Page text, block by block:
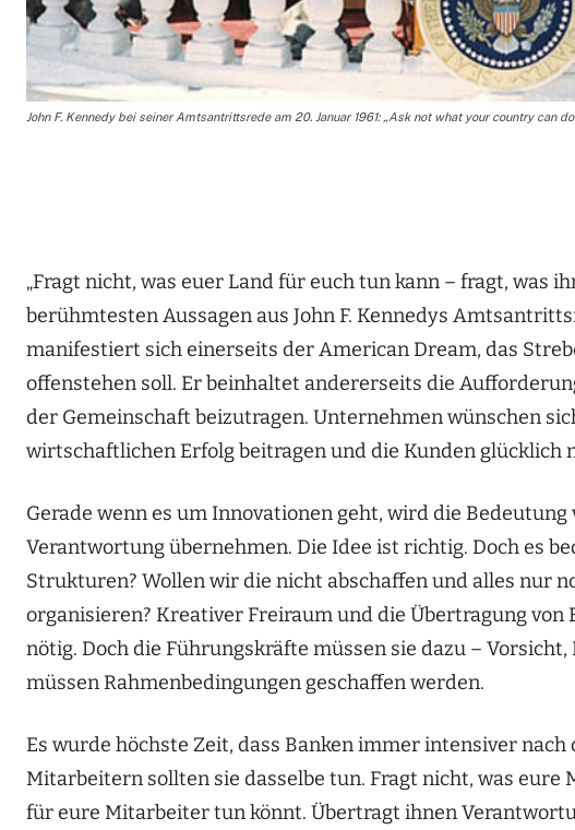
John F. Kennedy bei seiner Amtsantrittsrede am 20. Januar 1961: „Ask not what your country can
„Fragt nicht, was euer Land für euch tun kann – fragt, was
berühmtesten Aussagen aus John F. Kennedys
manifestiert sich einerseits der American Dream, das
offenstehen soll. Er beinhaltet andererseits die
der Gemeinschaft beizutragen. Unternehmen wünschen
wirtschaftlichen Erfolg beitragen und die Kunden glücklich
Gerade wenn es um Innovationen geht, wird die
Verantwortung übernehmen. Die Idee ist richtig. Doch es
Strukturen? Wollen wir die nicht abschaffen und alles nur
organisieren? Kreativer Freiraum und die Übertragung
nötig. Doch die Führungskräfte müssen sie dazu –
müssen Rahmenbedingungen geschaffen werden.
Es wurde höchste Zeit, dass Banken immer intensiver
Mitarbeitern sollten sie dasselbe tun. Fragt nicht, was
für eure Mitarbeiter tun könnt. Übertragt ihnen